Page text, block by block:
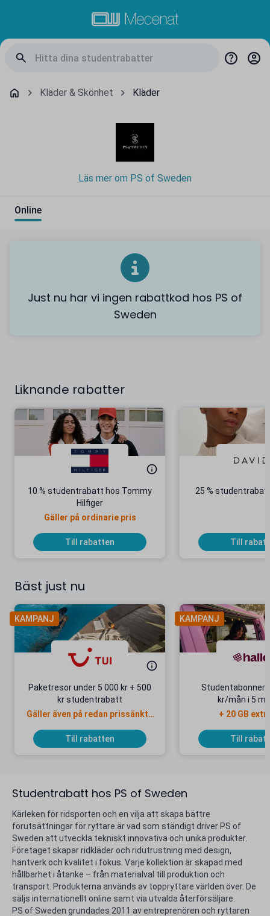
Kläder & Skönhet Kläder
Läs mer om PS of Sweden
Online
Just nu har vi ingen rabattkod hos PS of
Sweden
Studentrabatt hos PS of Sweden
Kärleken för ridsporten och en vilja att skapa bättre
förutsättningar för ryttare är vad som ständigt driver PS of
Sweden att utveckla tekniskt innovativa och unika produkter.
Företaget skapar ridkläder och ridutrustning med design,
hantverk och kvalitet i fokus. Varje kollektion är skapad med
hållbarhet i åtanke – från materialval till produktion och
transport. Produkterna används av toppryttare världen över. De
säljs internationellt online samt via utvalda återförsäljare.
PS of Sweden grundades 2011 av entreprenören och ryttaren
Liknande rabatter
10 % studentrabatt hos Tommy
Hilfiger
Gäller på ordinarie pris
Till rabatten
25 %
Till
Bäst just nu
KAMPANJ
Paketresor under 5 000 kr + 500
kr studentrabatt
Gäller även på redan prissänkta
Till rabatten
KAMPANJ
kr/mån i 5
+ 20 GB
Till